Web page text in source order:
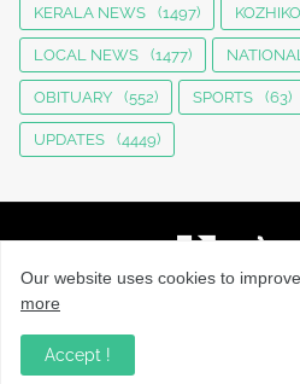
KERALA NEWS (1497)
LOCAL NEWS (1477)
OBITUARY (552) SPORTS (63)
UPDATES (4449)
നാട്ടുവാർത്തകൾ, തൊഴിൽ,
ടെക്നോളജി സംബന്ധമായ
അറിയിപ്പുകൾ, വിനോദം
Our website uses cookies to
more
Accept !